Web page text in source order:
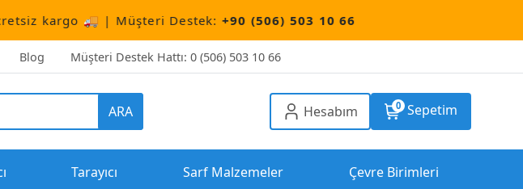
🚚 | Müşteri Destek:+90 (506) 503 10 66
Blog Müşteri Destek Hattı: 0 (506) 503 10 66
ARA Hesabım 0 Sepetim
Tarayıcı Sarf Malzemeler Çevre Birimleri